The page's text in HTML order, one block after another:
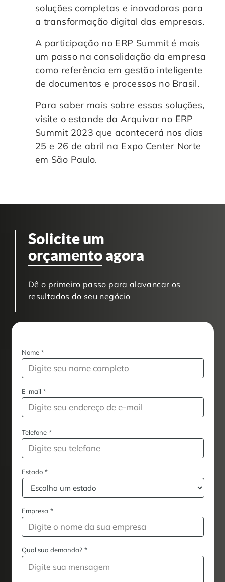
soluções completas e inovadoras para
a transformação digital das empresas.
A participação no ERP Summit é mais
um passo na consolidação da empresa
como referência em gestão inteligente
de documentos e processos no Brasil.
Para saber mais sobre essas soluções,
visite o estande da Arquivar no ERP
Summit 2023 que acontecerá nos dias
25 e 26 de abril na Expo Center Norte
em São Paulo.
Solicite um
orçamento agora
Dê o primeiro passo para alavancar os
resultados do seu negócio
Nome *
E-mail *
Telefone *
Estado *
Empresa *
Qual sua demanda? *